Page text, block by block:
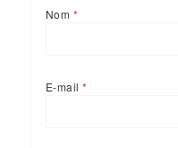
Nom *
E-mail *